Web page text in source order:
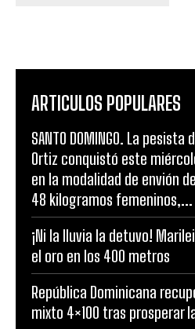
ARTICULOS POPULARES
SANTO DOMINGO. La
Ortiz conquistó este
en la modalidad de envión
48 kilogramos femeninos,...
¡Ni la lluvia la detuvo!
el oro en los 400 metros
República Dominicana
mixto 4×100 tras prosperar